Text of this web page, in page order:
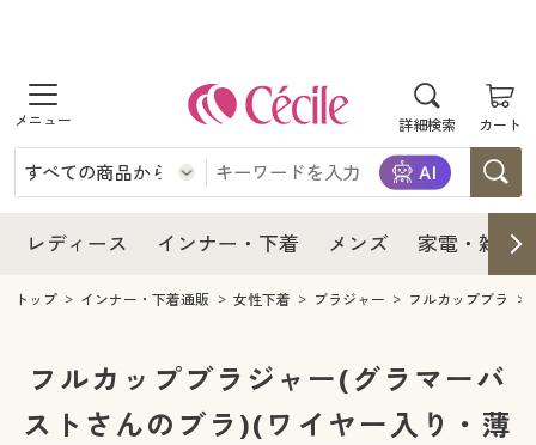
詳細検索 カート
商品を探す
レディース
レディースファッション
インナー・下着
インナー・下着通販すべて
メンズ下着
メンズ
メンズ通販すべて
メンズファッション
家電・雑貨
家電・雑貨すべて
寝具・インテリア・家具
レディース インナー・下着 メンズ 家電・雑貨
レディース
レディース通販すべて
レディースファッション
インナー・下着
インナー・下着通販すべて
ジュニア・ティーンズ下着
メンズ
メンズ下着
家電
寝具・インテリア・家具通販すべて
美容・健康
トップ インナー・下着通販 女性下着 ブラジャー フルカップブラ
フルカップブラジャー(グラマーバ
ストさんのブラ)(ワイヤー入り・薄